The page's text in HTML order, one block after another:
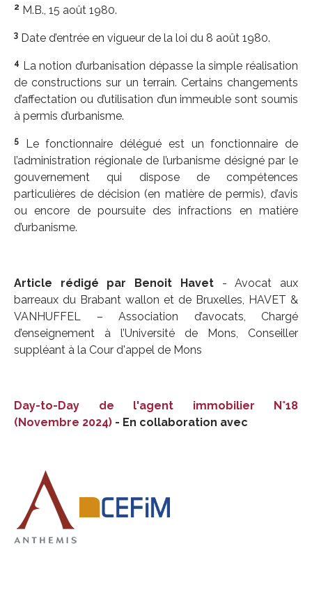
2 M.B., 15 août 1980.
3 Date d’entrée en vigueur de la loi du 8 août 1980.
4 La notion d’urbanisation dépasse la simple réalisation
de constructions sur un terrain. Certains changements
d’affectation ou d’utilisation d’un immeuble sont soumis
à permis d’urbanisme.
5
Le fonctionnaire délégué est un fonctionnaire de
l’administration régionale de l’urbanisme désigné par le
gouvernement qui dispose de compétences
particulières de décision (en matière de permis), d’avis
ou encore de poursuite des infractions en matière
d’urbanisme.
Article rédigé par Benoit Havet- Avocat aux
barreaux du Brabant wallon et de Bruxelles, HAVET &
VANHUFFEL – Association d’avocats, Chargé
d’enseignement à l’Université de Mons, Conseiller
suppléant à la Cour d'appel de Mons
Day-to-Day de l'agent immobilier N°18
(Novembre 2024) - En collaboration avec